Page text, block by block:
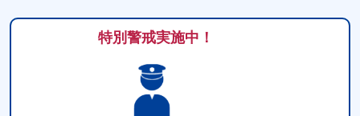
特別警戒実施中！